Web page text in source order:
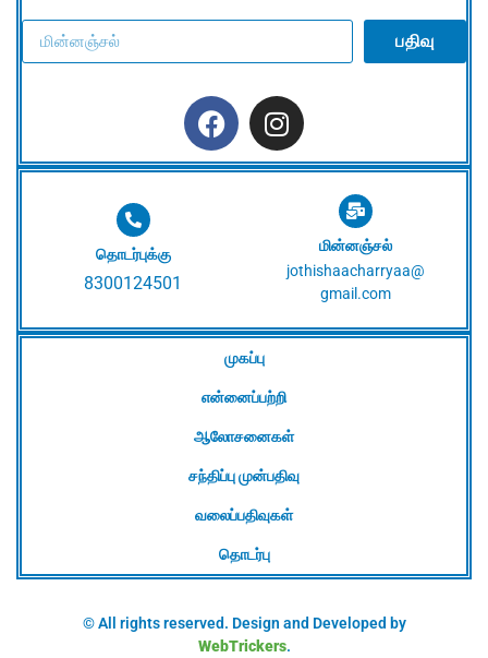
முகப்பு
என்னைப்பற்றி
ஆலோசனைகள்
சந்திப்பு முன்பதிவு
வலைப்பதிவுகள்
தொடர்பு
தொடர்புக்கு
8300124501
மின்னஞ்சல்
jothishaacharryaa@
gmail.com
பதிவு
© All rights reserved. Design and Developed by
WebTrickers.